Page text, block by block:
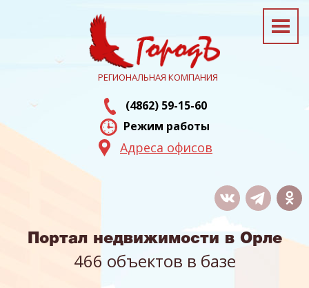
РЕГИОНАЛЬНАЯ КОМПАНИЯ
(4862) 59-15-60
Режим работы
Адреса офисов
Портал недвижимости в Орле
466 объектов в базе